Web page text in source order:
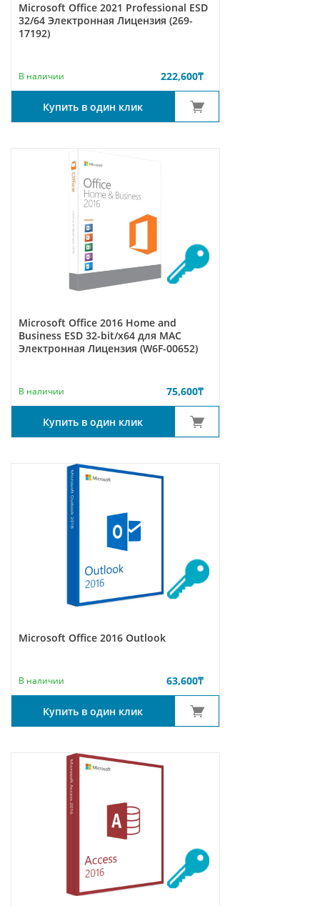
Microsoft Office 2021 Professional ESD
32/64 Электронная Лицензия (269-
17192)
В наличии 222,600₸
Купить в один клик
Microsoft Office 2016 Home and
Business ESD 32-bit/x64 для MAC
Электронная Лицензия (W6F-00652)
В наличии 75,600₸
Купить в один клик
Microsoft Office 2016 Outlook
В наличии 63,600₸
Купить в один клик